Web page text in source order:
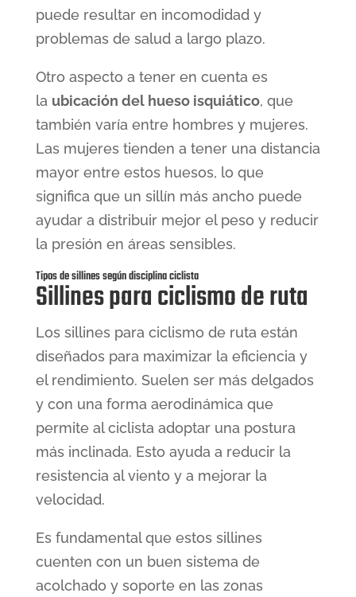
puede resultar en incomodidad y
problemas de salud a largo plazo.
Otro aspecto a tener en cuenta es
la ubicación del hueso isquiático, que
también varía entre hombres y mujeres.
Las mujeres tienden a tener una distancia
mayor entre estos huesos, lo que
significa que un sillín más ancho puede
ayudar a distribuir mejor el peso y reducir
la presión en áreas sensibles.
Tipos de sillines según disciplina ciclista
Sillines para ciclismo de ruta
Los sillines para ciclismo de ruta están
diseñados para maximizar la eficiencia y
el rendimiento. Suelen ser más delgados
y con una forma aerodinámica que
permite al ciclista adoptar una postura
más inclinada. Esto ayuda a reducir la
resistencia al viento y a mejorar la
velocidad.
Es fundamental que estos sillines
cuenten con un buen sistema de
acolchado y soporte en las zonas